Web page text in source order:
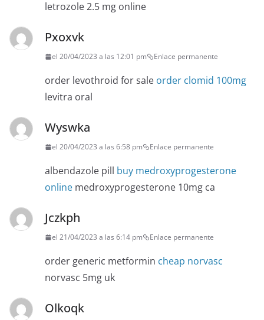
letrozole 2.5 mg online
Pxoxvk
el 20/04/2023 a las 12:01 pm Enlace permanente
order levothroid for sale order clomid 100mg
levitra oral
Wyswka
el 20/04/2023 a las 6:58 pm Enlace permanente
albendazole pill buy medroxyprogesterone
online medroxyprogesterone 10mg ca
Jczkph
el 21/04/2023 a las 6:14 pm Enlace permanente
order generic metformin cheap norvasc
norvasc 5mg uk
Olkoqk